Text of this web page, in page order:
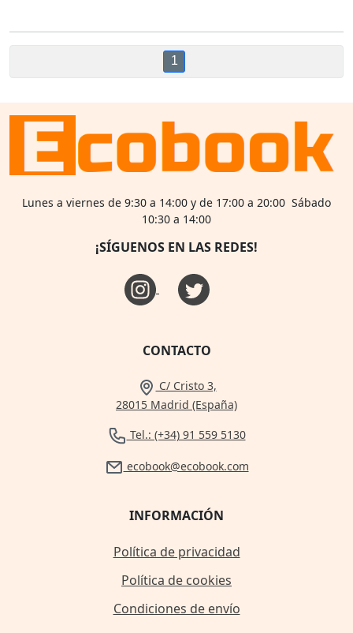
1
Lunes a viernes de 9:30 a 14:00 y de 17:00 a 20:00 Sábado
10:30 a 14:00
¡SÍGUENOS EN LAS REDES!
CONTACTO
C/ Cristo 3,
28015 Madrid (España)
Tel.: (+34) 91 559 5130
ecobook@ecobook.com
INFORMACIÓN
Política de privacidad
Política de cookies
Condiciones de envío